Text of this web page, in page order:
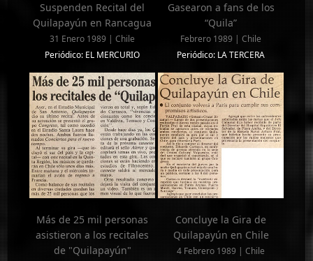
Suspenden Recital del
Quilapayún en Rancagua
31 Enero 1989 | Chile
Periódico: EL MERCURIO
Gasearon a fans de los
“Quila”
Febrero 1989 | Chile
Periódico: LA TERCERA
Más de 25 mil personas
asistieron a los recitales
de "Quilapayún"
Concluye la Gira de
Quilapayún en Chile
4 Febrero 1989 | Chile